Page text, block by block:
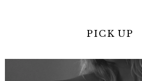
PICK UP